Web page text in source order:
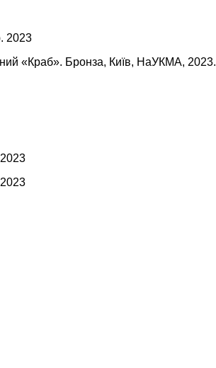
2023
«Краб». Бронза, Київ, НаУКМА, 2023.